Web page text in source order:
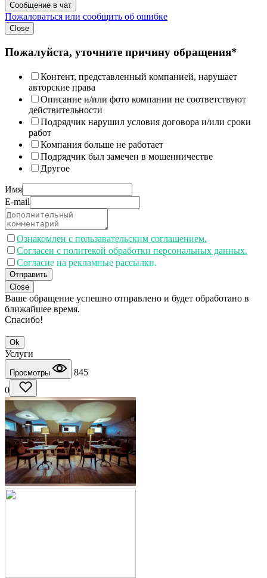
Сообщение в чат
Пожаловаться или сообщить об ошибке
Close
Пожалуйста, уточните причину обращения*
Контент, представленный компанией, нарушает
авторские права
Описание и/или фото компании не соответствуют
действительности
Подрядчик нарушил условия договора и/или сроки
работ
Компания больше не работает
Подрядчик был замечен в мошенничестве
Другое
Имя
E-mail
Ознакомлен с пользавательским соглашением.
Согласен с политекой обработки персональных данных.
Согласие на рекламные рассылки.
Отправить
Close
Ваше обращение успешно отправлено и будет обработано в
ближайшее время.
Спасибо!
Ok
Услуги
Просмотры
845
0